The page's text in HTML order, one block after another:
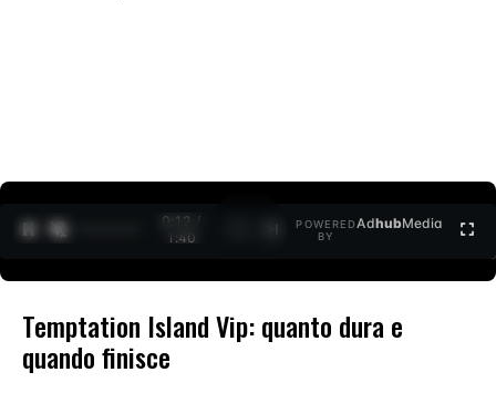
0:12 /
1:40
POWERED
BY
AdhubMedia
Temptation Island Vip: quanto dura e
quando finisce